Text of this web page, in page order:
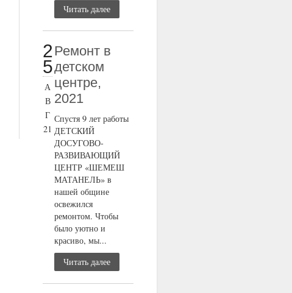
Читать далее
2
5
А
В
Г
21
Ремонт в
детском
центре,
2021
Спустя 9 лет работы
ДЕТСКИЙ
ДОСУГОВО-
РАЗВИВАЮЩИЙ
ЦЕНТР «ШЕМЕШ
МАТАНЕЛЬ» в
нашей общине
освежился
ремонтом. Чтобы
было уютно и
красиво, мы...
Читать далее